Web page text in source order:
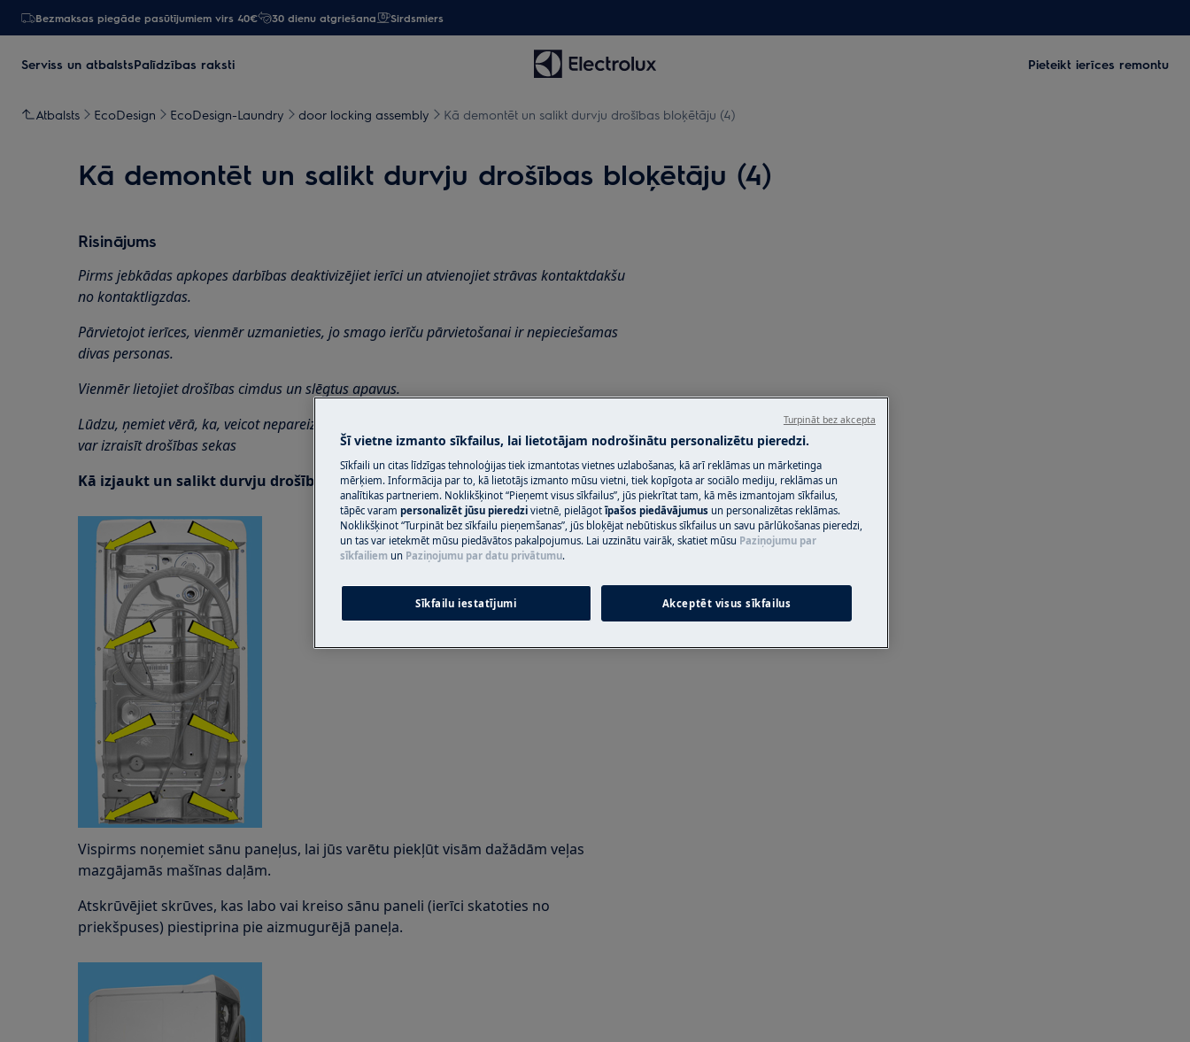
Bezmaksas piegāde pasūtījumiem virs 40€ 30 dienu atgriešana Sirdsmiers
Serviss un atbalstsPalīdzības raksti Pieteikt ierīces remontu
Atbalsts EcoDesign EcoDesign-Laundry door locking assembly Kā demontēt un salikt durvju drošības bloķētāju (4)
Kā demontēt un salikt durvju drošības bloķētāju (4)
Risinājums
Pirms jebkādas apkopes darbības deaktivizējiet ierīci un atvienojiet strāvas kontaktdakšu
no kontaktligzdas.
Pārvietojot ierīces, vienmēr uzmanieties, jo smago ierīču pārvietošanai ir nepieciešamas
divas personas.
Vienmēr lietojiet drošības cimdus un slēgtus apavus.
Lūdzu, ņemiet vērā, ka, veicot nepareizu remontu, pašremonts vai neprofesionāls remonts
var izraisīt drošības sekas
Kā izjaukt un salikt durvju drošības bloķētāju
Vispirms noņemiet sānu paneļus, lai jūs varētu piekļūt visām dažādām veļas
mazgājamās mašīnas daļām.
Atskrūvējiet skrūves, kas labo vai kreiso sānu paneli (ierīci skatoties no
priekšpuses) piestiprina pie aizmugurējā paneļa.
Šī vietne izmanto sīkfailus, lai lietotājam nodrošinātu personalizētu pieredzi.
Sīkfaili un citas līdzīgas tehnoloģijas tiek izmantotas vietnes uzlabošanas, kā arī reklāmas un mārketinga
mērķiem. Informācija par to, kā lietotājs izmanto mūsu vietni, tiek kopīgota ar sociālo mediju, reklāmas un
analītikas partneriem. Noklikšķinot “Pieņemt visus sīkfailus”, jūs piekrītat tam, kā mēs izmantojam sīkfailus,
tāpēc varam personalizēt jūsu pieredzi vietnē, pielāgotīpašos piedāvājumus un personalizētas reklāmas.
Noklikšķinot “Turpināt bez sīkfailu pieņemšanas”, jūs bloķējat nebūtiskus sīkfailus un savu pārlūkošanas pieredzi,
un tas var ietekmēt mūsu piedāvātos pakalpojumus. Lai uzzinātu vairāk, skatiet mūsu Paziņojumu par
sīkfailiem un Paziņojumu par datu privātumu.
Sīkfailu iestatījumi Akceptēt visus sīkfailus
Turpināt bez akcepta